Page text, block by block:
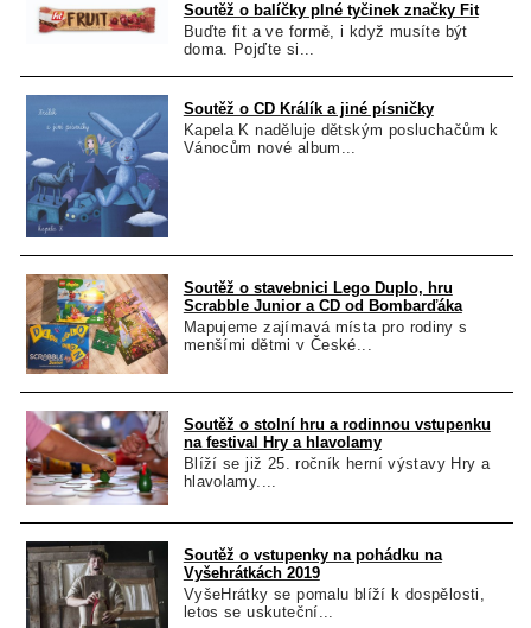
Soutěž o balíčky plné tyčinek značky Fit
Buďte fit a ve formě, i když musíte být
doma. Pojďte si...
Soutěž o CD Králík a jiné písničky
Kapela K naděluje dětským posluchačům k
Vánocům nové album...
Soutěž o stavebnici Lego Duplo, hru
Scrabble Junior a CD od Bombarďáka
Mapujeme zajímavá místa pro rodiny s
menšími dětmi v České...
Soutěž o stolní hru a rodinnou vstupenku
na festival Hry a hlavolamy
Blíží se již 25. ročník herní výstavy Hry a
hlavolamy....
Soutěž o vstupenky na pohádku na
Vyšehrátkách 2019
VyšeHrátky se pomalu blíží k dospělosti,
letos se uskuteční...